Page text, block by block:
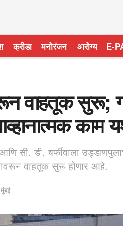
क्रीडा मनोरंजन आरोग्य E-
वाहतूक सुरू;
काम
सी. डी. बर्फीवाला
वाहतूक सुरू होणार आहे.
मुंबई